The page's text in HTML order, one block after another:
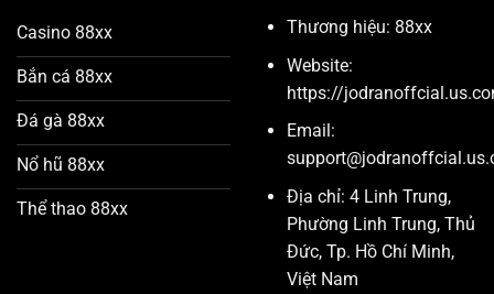
Casino 88xx
Bắn cá 88xx
Đá gà 88xx
Nổ hũ 88xx
Thể thao 88xx
Thương hiệu: 88xx
Website:
https://
Email:
Địa chỉ: 4 Linh Trung,
Phường Linh Trung, Thủ
Đức, Tp. Hồ Chí Minh,
Việt Nam